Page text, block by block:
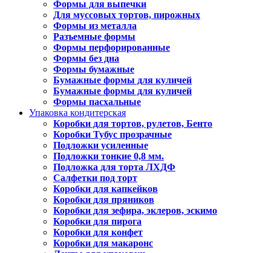
Формы для выпечки
Для муссовых тортов, пирожных
Формы из металла
Разъемные формы
Формы перфорированные
Формы без дна
Формы бумажные
Бумажные формы для куличей
Бумажные формы для куличей
Формы пасхальные
Упаковка кондитерская
Коробки для тортов, рулетов, Бенто
Коробки Тубус прозрачные
Подложки усиленные
Подложки тонкие 0,8 мм.
Подложка для торта ЛХДФ
Салфетки под торт
Коробки для капкейков
Коробки для пряников
Коробки для зефира, эклеров, эскимо
Коробки для пирога
Коробки для конфет
Коробки для макаронс